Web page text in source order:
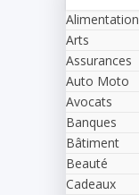
Alimentation
Arts
Assurances
Auto Moto
Avocats
Banques
Bâtiment
Beauté
Cadeaux